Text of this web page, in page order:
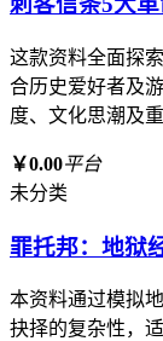
这款资料全面探
合历史爱好者及
度、文化思潮及
￥0.00平台
未分类
罪托邦：地狱
本资料通过模拟
抉择的复杂性，